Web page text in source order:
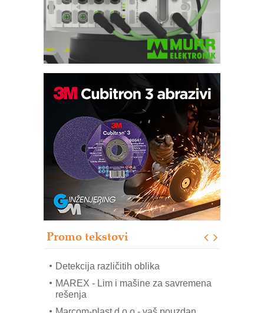
Promo tekstovi
IB BLUMENAUER - više od 40 godina
poverenja u industriji
COMBYPACK
RMQ-TITAN ADVANCED INDICATOR
– Pametna signalizacija za efikasnije
upravljanje mašinama
Sigurnije ispitivanje transformatora u
solarnim elektranama i vetroparkovima
Pranje točkova na gradilištu- standard
modernog i odgovornog građenja
ROSA i SCHUNK podižu proizvodnju
Detekcija različitih oblika
MAREX - Lim i mašine za savremena
rešenja